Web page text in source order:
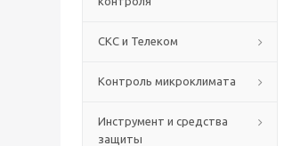
СКС и Телеком
Контроль микроклимата
Инструмент и средства
защиты